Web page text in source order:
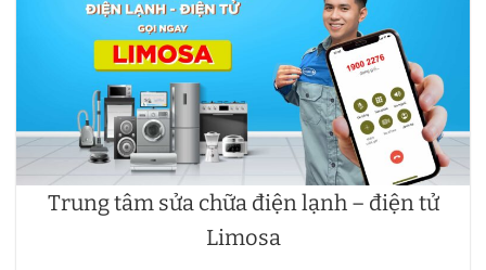
Trung tâm sửa chữa điện lạnh – điện tử
Limosa